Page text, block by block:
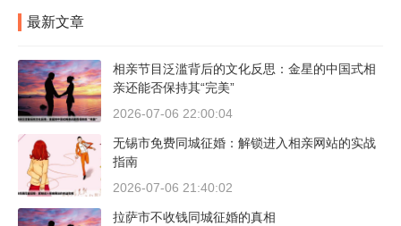
最新文章
相亲节目泛滥背后的文化反思：金星的中国式相
亲还能否保持其“完美”
2026-07-06 22:00:04
无锡市免费同城征婚：解锁进入相亲网站的实战
指南
2026-07-06 21:40:02
拉萨市不收钱同城征婚的真相